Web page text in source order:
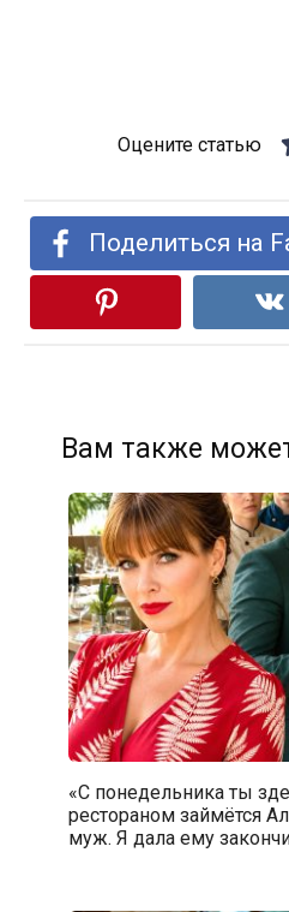
Оцените статью
Поделиться на
Вам также
«С понедельника ты
рестораном займётся
муж. Я дала ему